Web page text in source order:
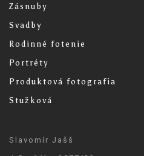
Zásnuby
Svadby
Rodinné fotenie
Portréty
Produktová fotografia
Stužková
Slavomír Jašš